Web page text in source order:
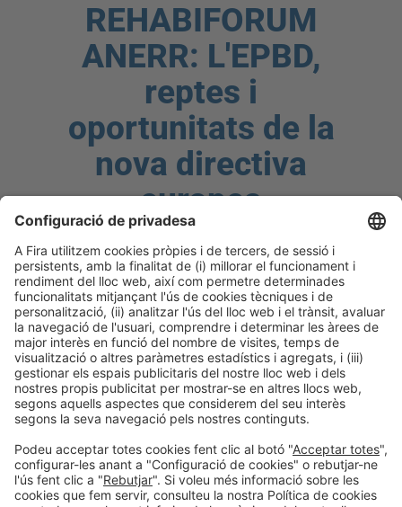
REHABIFORUM
ANERR: L'EPBD,
reptes i
oportunitats de la
nova directiva
europea
Dimecres 21, 10:00h – 13:00h CC1.2
REHABIFORUM ANERR abordarà la nova Directiva
Europea d’Eficiència Energètica en Edificis (EPBD),
analitzant els seus reptes i oportunitats per a la
rehabilitació i la construcció sostenible. Experts del
sector debatran el seu impacte i presentaran casos
d’èxit d’empreses que ja apliquen solucions
innovadores. Un espai clau per compartir experiències i
avançar en la transició energètica del sector.